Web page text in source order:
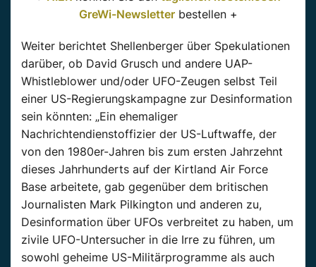
GreWi-Newsletterbestellen +
Weiter berichtet Shellenberger über Spekulationen
darüber, ob David Grusch und andere UAP-
Whistleblower und/oder UFO-Zeugen selbst Teil
einer US-Regierungskampagne zur Desinformation
sein könnten: „Ein ehemaliger
Nachrichtendienstoffizier der US-Luftwaffe, der
von den 1980er-Jahren bis zum ersten Jahrzehnt
dieses Jahrhunderts auf der Kirtland Air Force
Base arbeitete, gab gegenüber dem britischen
Journalisten Mark Pilkington und anderen zu,
Desinformation über UFOs verbreitet zu haben, um
zivile UFO-Untersucher in die Irre zu führen, um
sowohl geheime US-Militärprogramme als auch